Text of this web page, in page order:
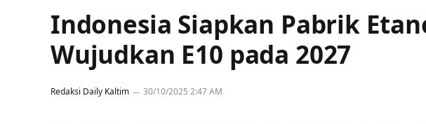
Indonesia Siapkan Pabrik
Wujudkan E10 pada 2027
Redaksi Daily Kaltim 30/10/2025 2:47 AM